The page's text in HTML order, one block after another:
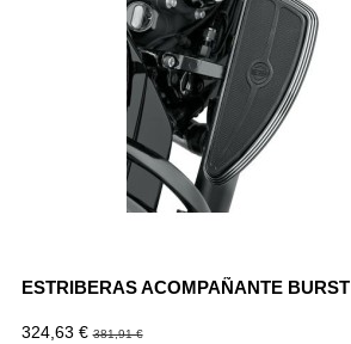
ESTRIBERAS ACOMPAÑANTE BURST
324,63 €381,91 €